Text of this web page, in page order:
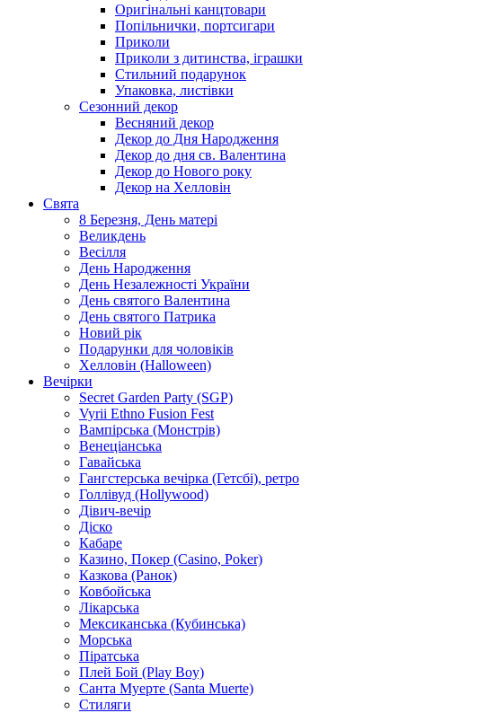
Оригінальні канцтовари
Попільнички, портсигари
Приколи
Приколи з дитинства, іграшки
Стильний подарунок
Упаковка, листівки
Сезонний декор
Весняний декор
Декор до Дня Народження
Декор до дня св. Валентина
Декор до Нового року
Декор на Хелловін
Свята
8 Березня, День матері
Великдень
Весілля
День Народження
День Незалежності України
День святого Валентина
День святого Патрика
Новий рік
Подарунки для чоловіків
Хелловін (Halloween)
Вечірки
Secret Garden Party (SGP)
Vyrii Ethno Fusion Fest
Вампірська (Монстрів)
Венеціанська
Гавайська
Гангстерська вечірка (Гетсбі), ретро
Голлівуд (Hollywood)
Дівич-вечір
Діско
Кабаре
Казино, Покер (Casino, Poker)
Казкова (Ранок)
Ковбойська
Лікарська
Мексиканська (Кубинська)
Морська
Піратська
Плей Бой (Play Boy)
Санта Муерте (Santa Muerte)
Стиляги